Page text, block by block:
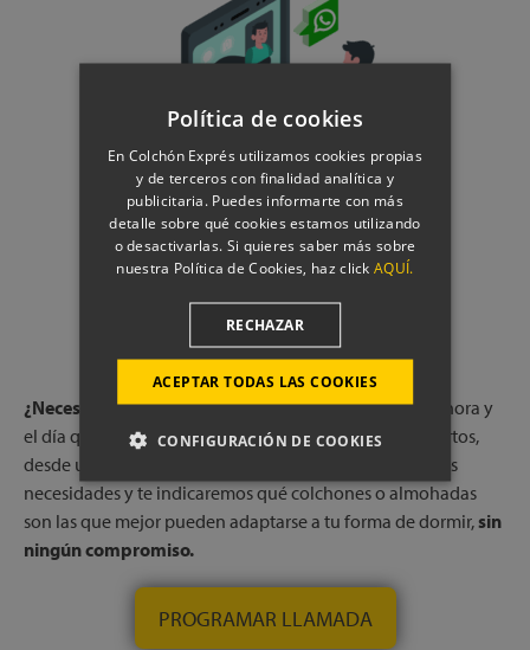
RESERVA UNA LLAMADA CON
NUESTROS EXPERTOS
¿Necesitas ayuda?Reserva una llamada gratuita, a la hora y
el día que más te convenga, con uno de nuestros expertos,
desde una de nuestras tiendas físicas. Escucharemos tus
necesidades y te indicaremos qué colchones o almohadas
son las que mejor pueden adaptarse a tu forma de dormir,sin
ningún compromiso.
PROGRAMAR LLAMADA
Política de cookies
En Colchón Exprés utilizamos cookies propias
y de terceros con finalidad analítica y
publicitaria. Puedes informarte con más
detalle sobre qué cookies estamos utilizando
o desactivarlas. Si quieres saber más sobre
nuestra Política de Cookies, haz clickAQUÍ.
ACEPTAR TODAS LAS COOKIES
RECHAZAR
CONFIGURACIÓN DE COOKIES